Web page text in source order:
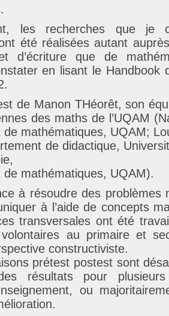
les recherches que je
été réalisées autant
d’écriture que de
en lisant le Handbook
de Manon THéorêt, son
des maths de l’UQAM
de mathématiques, UQAM;
de didactique,
de mathématiques, UQAM).
à résoudre des problèmes
à l’aide de concepts
transversales ont été
volontaires au primaire et
constructiviste.
prétest postest sont
résultats pour plusieurs
ou